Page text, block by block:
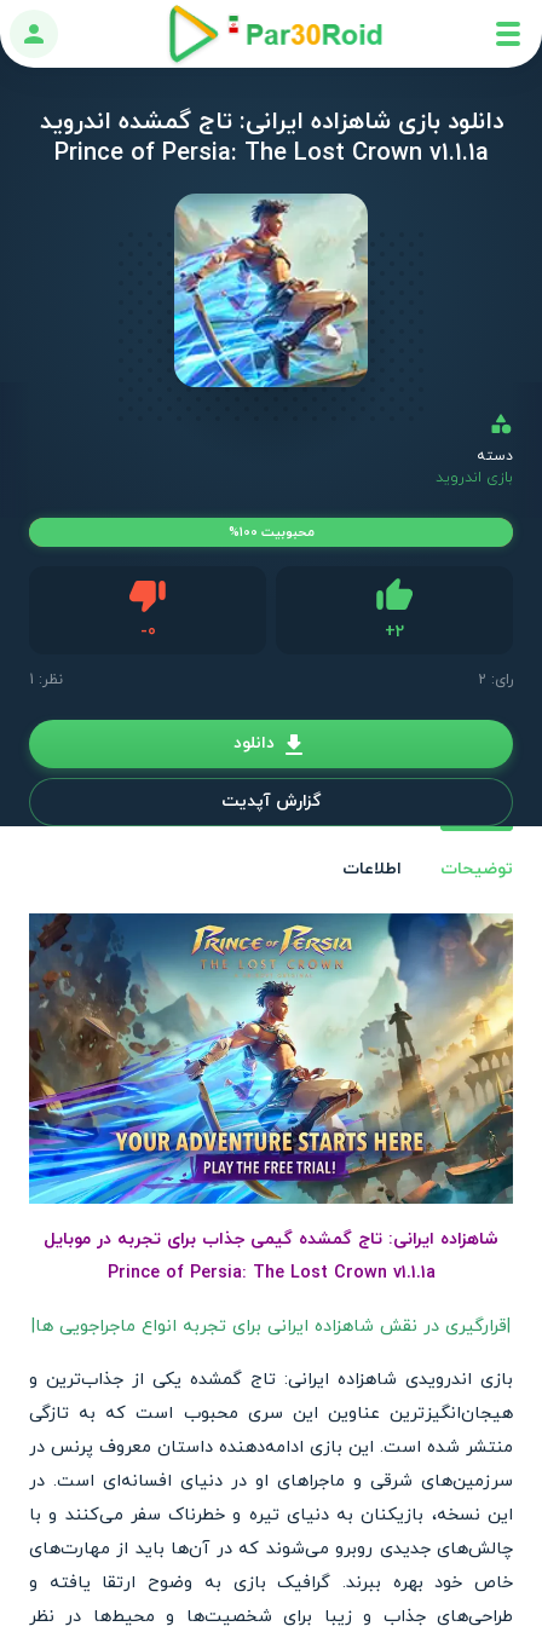
ورود
دانلود بازی شاهزاده ایرانی: تاج گمشده اندروید
Prince of Persia: The Lost Crown v1.1.1a
دسته
بازی اندروید
+2
-0دیس لایک
رای: 2 نظر: 1
محبوبیت 100%
دانلود
گزارش آپدیت
توضیحات اطلاعات
شاهزاده ایرانی: تاج گمشده گیمی جذاب برای تجربه در موبایل
Prince of Persia: The Lost Crown v1.1.1a
|قرارگیری در نقش شاهزاده ایرانی برای تجربه انواع ماجراجویی ها|
بازی اندرویدی شاهزاده ایرانی: تاج گمشده یکی از جذاب‌ترین و
هیجان‌انگیزترین عناوین این سری محبوب است که به تازگی
منتشر شده است. این بازی ادامه‌دهنده داستان معروف پرنس در
سرزمین‌های شرقی و ماجراهای او در دنیای افسانه‌ای است. در
این نسخه، بازیکنان به دنیای تیره و خطرناک سفر می‌کنند و با
چالش‌های جدیدی روبرو می‌شوند که در آن‌ها باید از مهارت‌های
خاص خود بهره ببرند. گرافیک بازی به وضوح ارتقا یافته و
طراحی‌های جذاب و زیبا برای شخصیت‌ها و محیط‌ها در نظر